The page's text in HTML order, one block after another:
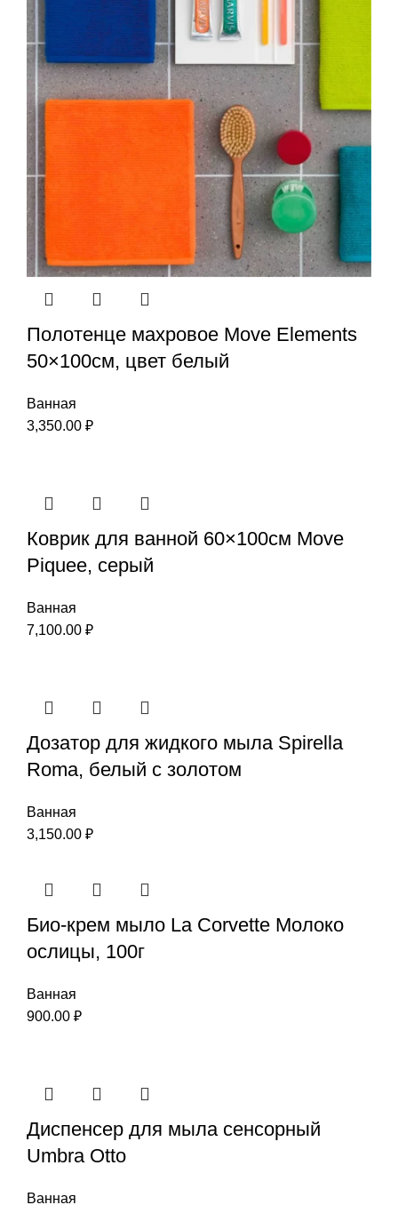
Полотенце махровое Move Elements
50×100см, цвет белый
Ванная
3,350.00 ₽
Коврик для ванной 60×100см Move
Piquee, серый
Ванная
7,100.00 ₽
Дозатор для жидкого мыла Spirella
Roma, белый с золотом
Ванная
3,150.00 ₽
Био-крем мыло La Corvette Молоко
ослицы, 100г
Ванная
900.00 ₽
Диспенсер для мыла сенсорный
Umbra Otto
Ванная